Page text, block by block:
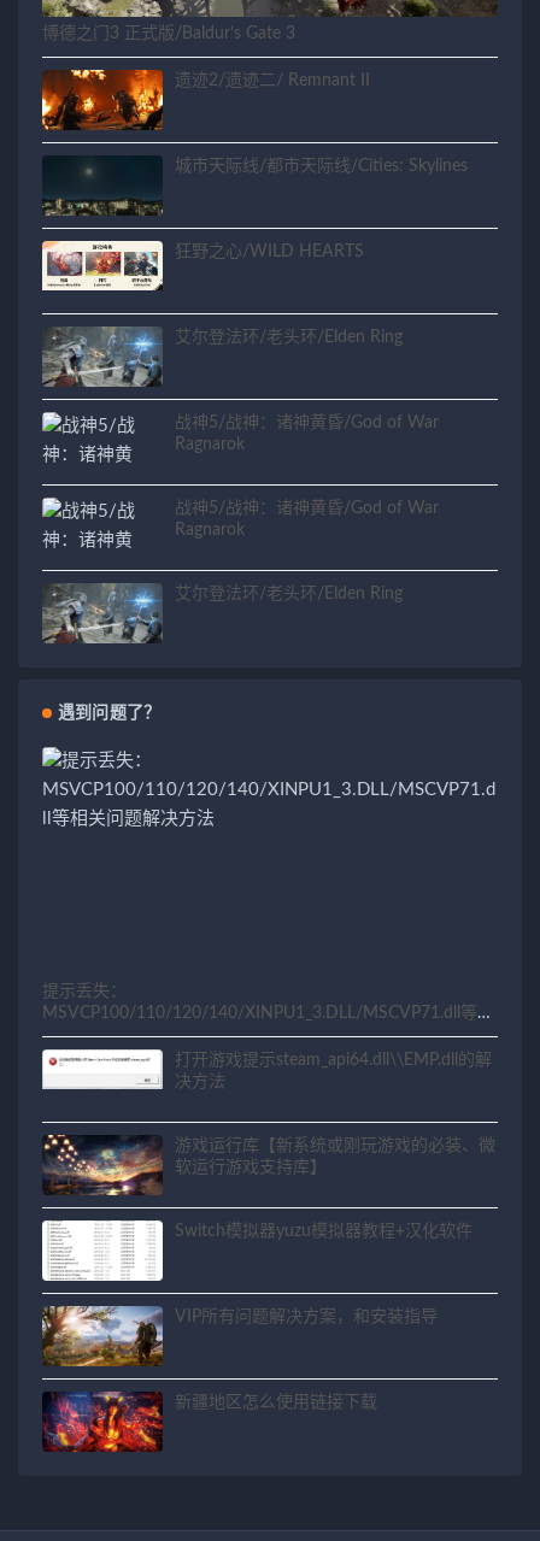
博德之门3 正式版/Baldur’s Gate 3
遗迹2/遗迹二/ Remnant II
城市天际线/都市天际线/Cities: Skylines
狂野之心/WILD HEARTS
艾尔登法环/老头环/Elden Ring
战神5/战神：诸神黄昏/God of War
Ragnarok
战神5/战神：诸神黄昏/God of War
Ragnarok
艾尔登法环/老头环/Elden Ring
遇到问题了？
提示丢失：
MSVCP100/110/120/140/XINPU1_3.DLL/MSCVP71.dll等相
关问题解决方法
打开游戏提示steam_api64.dll\\EMP.dll的解
决方法
游戏运行库【新系统或刚玩游戏的必装、微
软运行游戏支持库】
Switch模拟器yuzu模拟器教程+汉化软件
VIP所有问题解决方案，和安装指导
新疆地区怎么使用链接下载